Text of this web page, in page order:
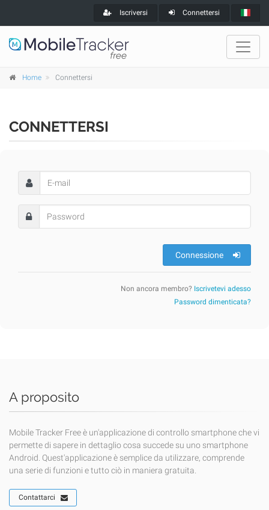
Iscriversi Connettersi
Home Connettersi
CONNETTERSI
Connessione
Non ancora membro? Iscrivetevi adesso
Password dimenticata?
A proposito
Mobile Tracker Free è un'applicazione di controllo smartphone che vi
permette di sapere in dettaglio cosa succede su uno smartphone
Android. Quest'applicazione è semplice da utilizzare, comprende
una serie di funzioni e tutto ciò in maniera gratuita.
Contattarci